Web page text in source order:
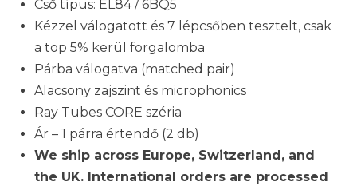
Cső típus: EL84 / 6BQ5
Kézzel válogatott és 7 lépcsőben tesztelt, csak
a top 5% kerül forgalomba
Párba válogatva (matched pair)
Alacsony zajszint és microphonics
Ray Tubes CORE széria
Ár – 1 párra értendő (2 db)
We ship across Europe, Switzerland, and
the UK. International orders are processed